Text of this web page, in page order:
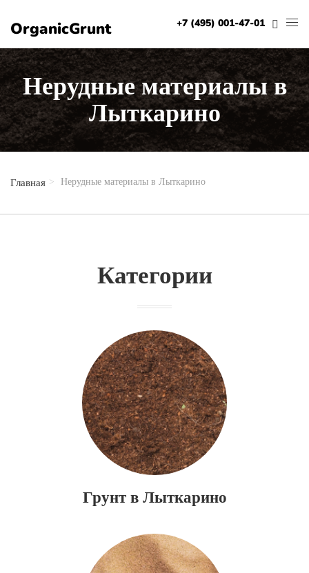
OrganicGrunt +7 (495) 001-47-01
Нерудные материалы в
Лыткарино
Главная Нерудные материалы в Лыткарино
Категории
Грунт в Лыткарино